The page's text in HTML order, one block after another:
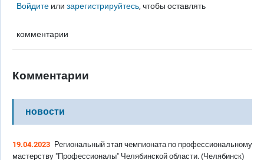
Войдите илизарегистрируйтесь, чтобы оставлять
комментарии
Комментарии
новости
19.04.2023 Региональный этап чемпионата по профессиональному
мастерству "Профессионалы" Челябинской области. (Челябинск)